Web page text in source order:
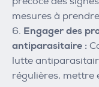
mesures à
Engager des
antiparasitaire :
lutte
régulières, mettre